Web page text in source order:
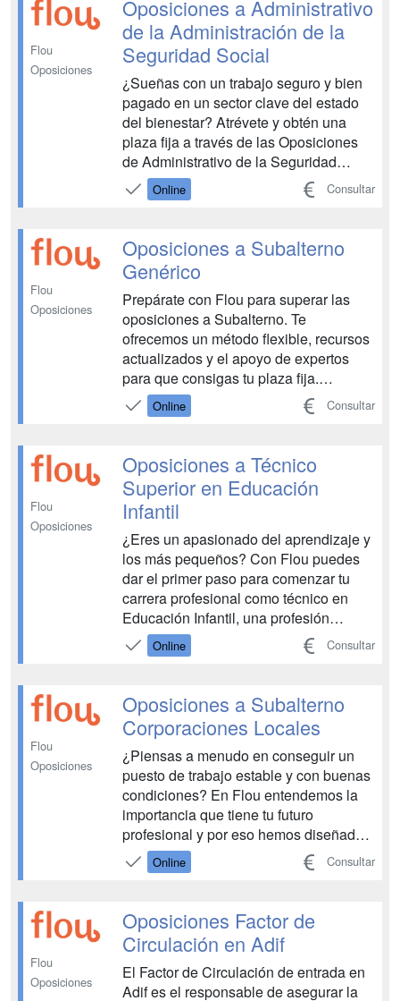
Flou
Oposiciones
Oposiciones a Administrativo
de la Administración de la
Seguridad Social
¿Sueñas con un trabajo seguro y bien
pagado en un sector clave del estado
del bienestar? Atrévete y obtén una
plaza fija a través de las Oposiciones
de Administrativo de la Seguridad
Social. Con Flou, ¡lograr tu objetivo está
a solo un paso! ¿Quieres hacerte con
mejor forma de conseguirla es
preparando las op...
Online Consultar
Flou
Oposiciones
Oposiciones a Subalterno
Genérico
Prepárate con Flou para superar las
oposiciones a Subalterno. Te
ofrecemos un método flexible, recursos
actualizados y el apoyo de expertos
para que consigas tu plaza fija.
¡Empieza a construir tu futuro!...
Online Consultar
Flou
Oposiciones
Oposiciones a Técnico
Superior en Educación
Infantil
¿Eres un apasionado del aprendizaje y
los más pequeños? Con Flou puedes
dar el primer paso para comenzar tu
carrera profesional como técnico en
Educación Infantil, una profesión
gratificante en la que verás crecer a los
alumnos más benjamines. Prepárate
una plaza fija en este cuerpo educativo.
...
Online Consultar
Flou
Oposiciones
Oposiciones a Subalterno
Corporaciones Locales
¿Piensas a menudo en conseguir un
puesto de trabajo estable y con buenas
condiciones? En Flou entendemos la
importancia que tiene tu futuro
profesional y por eso hemos diseñado
una preparación completa para que
puedas superar las oposiciones de
¡Prepárate con nosotros y descubre las
claves! ¿Quieres opositar ...
Online Consultar
Flou
Oposiciones
Oposiciones Factor de
Circulación en Adif
El Factor de Circulación de entrada en
Adif es el responsable de asegurar la